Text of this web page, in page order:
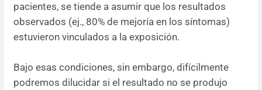
pacientes, se tiende a asumir que los resultados
observados (ej., 80% de mejoría en los síntomas)
estuvieron vinculados a la exposición.
Bajo esas condiciones, sin embargo, difícilmente
podremos dilucidar si el resultado no se produjo